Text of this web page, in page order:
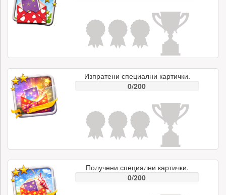
Изпратени специални картички.
0/200
Получени специални картички.
0/200